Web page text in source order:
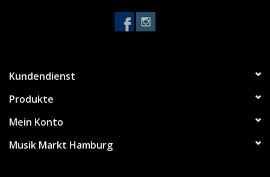
Kundendienst
Produkte
Mein Konto
Musik Markt Hamburg